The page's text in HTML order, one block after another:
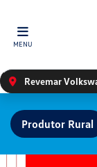
MENU
Revemar
Produtor Rural